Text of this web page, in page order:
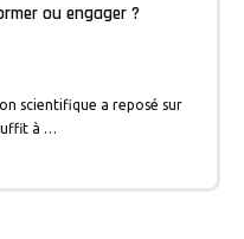
ou engager ?
scientifique a reposé sur
à …